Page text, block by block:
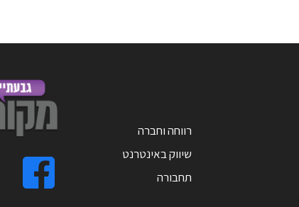
רווחה וחברה
שיווק באינטרנט
תחבורה